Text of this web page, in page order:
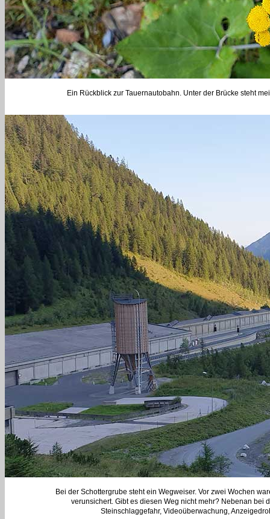
Ein Rückblick zur Tauernautobahn. Unter der Brücke steht
Bei der Schottergrube steht ein Wegweiser. Vor zwei Wochen
verunsichert. Gibt es diesen Weg nicht mehr? Nebenan bei
Steinschlaggefahr, Videoüberwachung,